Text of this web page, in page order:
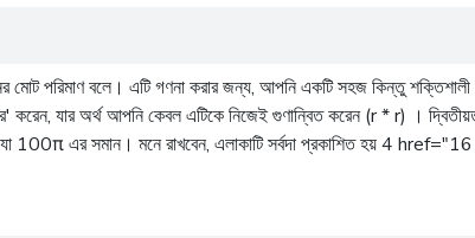
পরিমাণ বলে। এটি গণনা করার জন্য, আপনি একটি সহজ কিন্তু শক্তিশালী
করেন, যার অর্থ আপনি কেবল এটিকে নিজেই গুণান্বিত করেন (r * r) ।
যা 100π এর সমান। মনে রাখবেন, এলাকাটি সর্বদা প্রকাশিত হয় 4